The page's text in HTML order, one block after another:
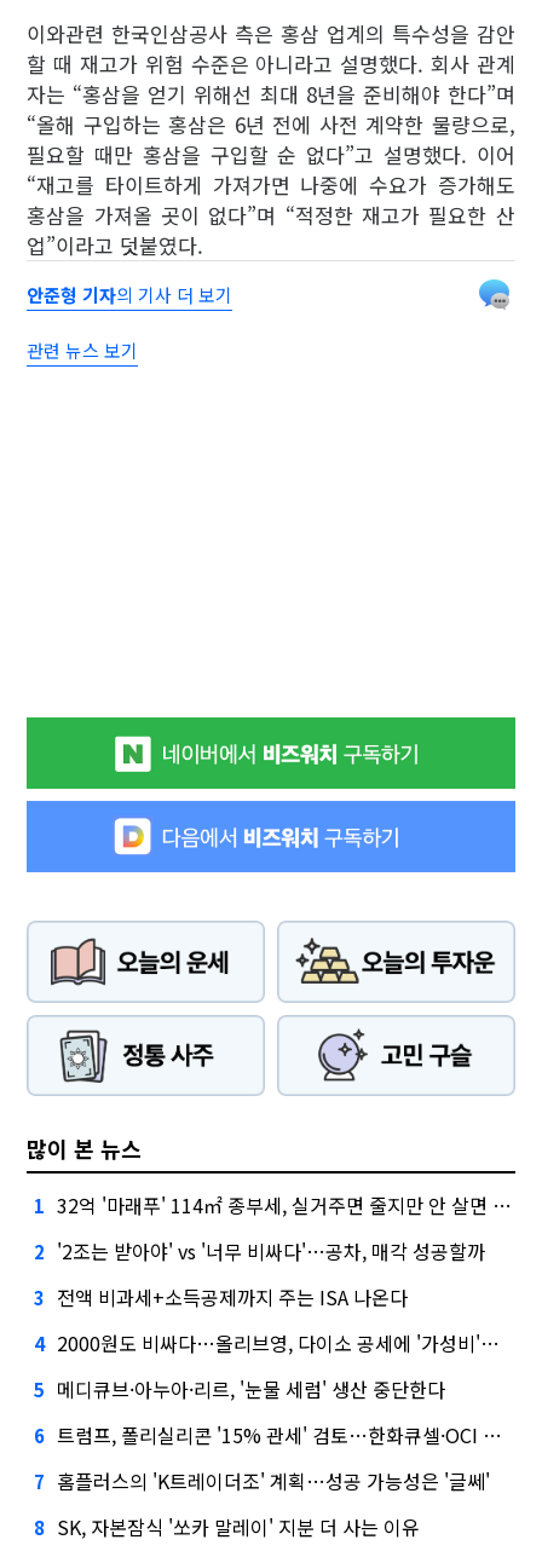
이와관련 한국인삼공사 측은 홍삼 업계의 특수성을 감안
할 때 재고가 위험 수준은 아니라고 설명했다. 회사 관계
자는 “홍삼을 얻기 위해선 최대 8년을 준비해야 한다”며
“올해 구입하는 홍삼은 6년 전에 사전 계약한 물량으로,
필요할 때만 홍삼을 구입할 순 없다”고 설명했다. 이어
“재고를 타이트하게 가져가면 나중에 수요가 증가해도
홍삼을 가져올 곳이 없다”며 “적정한 재고가 필요한 산
업”이라고 덧붙였다.
안준형 기자의 기사 더 보기
관련 뉴스 보기
많이 본 뉴스
1 32억 '마래푸' 114㎡ 종부세, 실거주면 줄지만 안 살면 2.5배
2 '2조는 받아야' vs '너무 비싸다'…공차, 매각 성공할까
3 전액 비과세+소득공제까지 주는 ISA 나온다
4 2000원도 비싸다…올리브영, 다이소 공세에 '가성비'로 맞불
5 메디큐브·아누아·리르, '눈물 세럼' 생산 중단한다
6 트럼프, 폴리실리콘 '15% 관세' 검토…한화큐셀·OCI 영향은?
7 홈플러스의 'K트레이더조' 계획…성공 가능성은 '글쎄'
8 SK, 자본잠식 '쏘카 말레이' 지분 더 사는 이유